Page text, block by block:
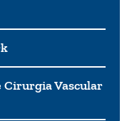
Cirurgia Vascular